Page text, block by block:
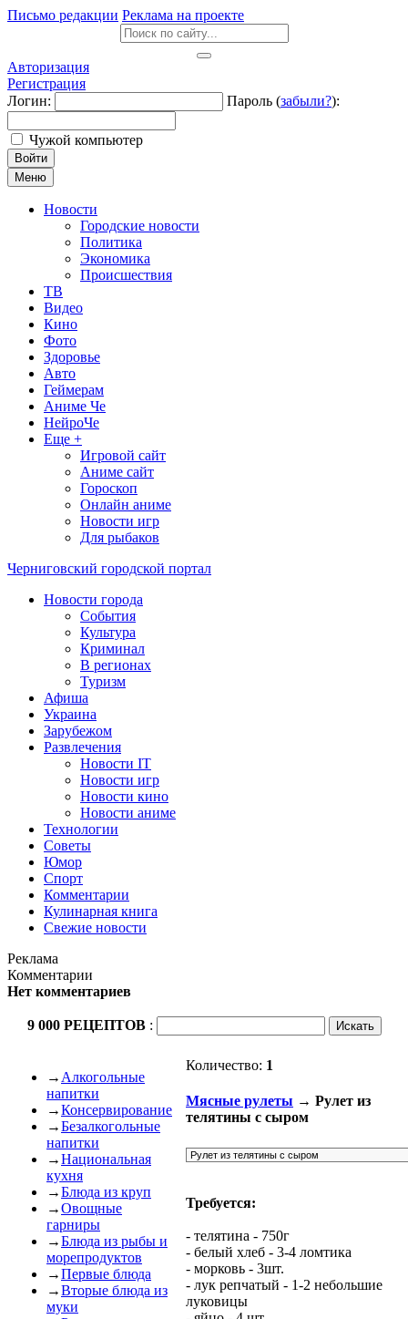
Письмо редакции Реклама на проекте
Авторизация
Регистрация
Логин:
Пароль (забыли?):
Чужой компьютер
Войти
Меню
Новости
Городские новости
Политика
Экономика
Происшествия
ТВ
Видео
Кино
Фото
Здоровье
Авто
Геймерам
Аниме Че
НейроЧе
Еще +
Игровой сайт
Аниме сайт
Гороскоп
Онлайн аниме
Новости игр
Для рыбаков
Черниговский городской портал
Новости города
События
Культура
Криминал
В регионах
Туризм
Афиша
Украина
Зарубежом
Развлечения
Новости IT
Новости игр
Новости кино
Новости аниме
Технологии
Советы
Юмор
Спорт
Комментарии
Кулинарная книга
Свежие новости
Реклама
Комментарии
Нет комментариев
9 000 РЕЦЕПТОВ :
→ Алкогольные
напитки
→Консервирование
→Безалкогольные
напитки
→Национальная
кухня
→Блюда из круп
→Овощные
гарниры
→Блюда из рыбы и
морепродуктов
→Первые блюда
→Вторые блюда из
муки
Количество: 1
Мясные рулеты → Рулет из
телятины с сыром
Требуется:
- телятина - 750г
- белый хлеб - 3-4 ломтика
- морковь - 3шт.
- лук репчатый - 1-2 небольшие
луковицы